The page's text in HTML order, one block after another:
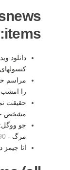
items:
دانلود
مراسم
را امشب
حقیقت
مشخص
جو
مرگ -
اتا